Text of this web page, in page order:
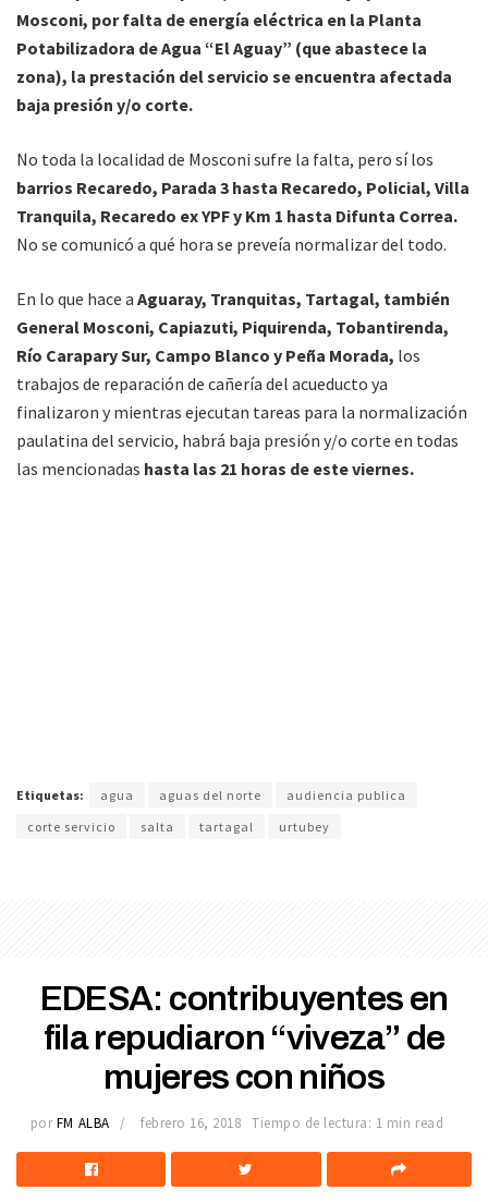
Mosconi, por falta de energía eléctrica en la Planta
Potabilizadora de Agua “El Aguay” (que abastece la
zona), la prestación del servicio se encuentra afectada
baja presión y/o corte.
No toda la localidad de Mosconi sufre la falta, pero sí los
barrios Recaredo, Parada 3 hasta Recaredo, Policial, Villa
Tranquila, Recaredo ex YPF y Km 1 hasta Difunta Correa.
No se comunicó a qué hora se preveía normalizar del todo.
En lo que hace a Aguaray, Tranquitas, Tartagal, también
General Mosconi, Capiazuti, Piquirenda, Tobantirenda,
Río Carapary Sur, Campo Blanco y Peña Morada, los
trabajos de reparación de cañería del acueducto ya
finalizaron y mientras ejecutan tareas para la normalización
paulatina del servicio, habrá baja presión y/o corte en todas
las mencionadas hasta las 21 horas de este viernes.
Etiquetas: agua aguas del norte
audiencia publica
corte servicio
salta tartagal urtubey
EDESA: contribuyentes en
fila repudiaron “viveza” de
mujeres con niños
por FM ALBA febrero 16, 2018 Tiempo de lectura: 1 min read